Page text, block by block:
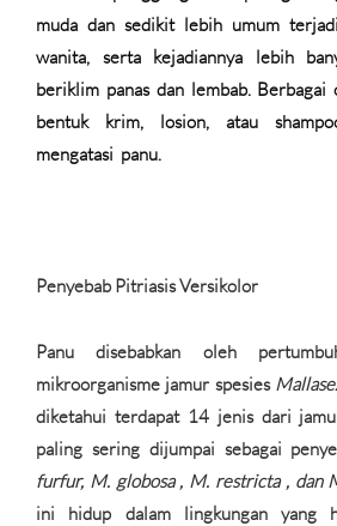
muda dan sedikit lebih umum
wanita, serta kejadiannya lebih
beriklim panas dan lembab. Berbagai
bentuk krim, losion, atau
mengatasi panu.
Penyebab Pitriasis Versikolor
Panu disebabkan oleh
mikroorganisme jamur spesies
diketahui terdapat 14 jenis dari
paling sering dijumpai sebagai
furfur, M. globosa , M. restricta , dan
ini hidup dalam lingkungan yang